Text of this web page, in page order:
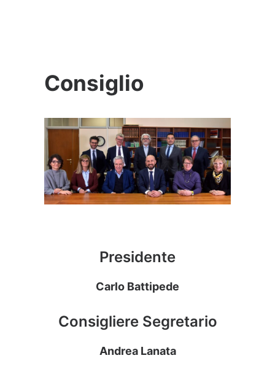
Consiglio
Presidente
Carlo Battipede
Consigliere Segretario
Andrea Lanata